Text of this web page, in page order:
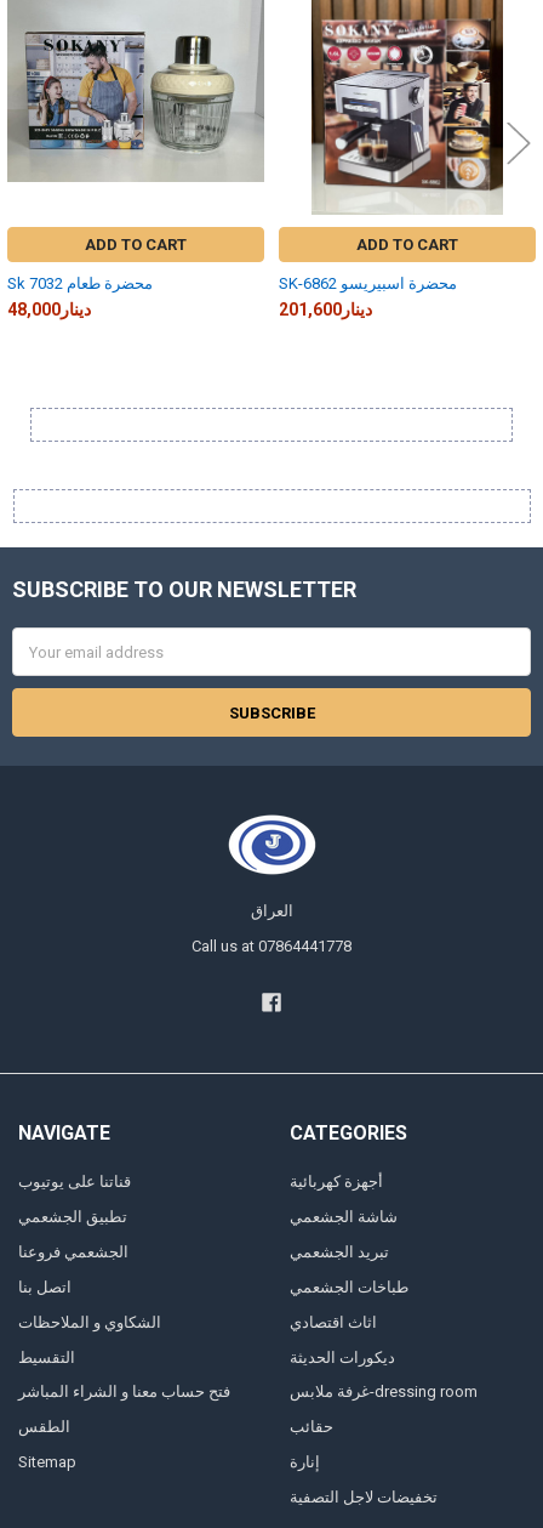
ADD TO CART
Sk 7032 محضرة طعام
48,000دينار
ADD TO CART
SK-6862 محضرة اسبيريسو
201,600دينار
Footer
SUBSCRIBE TO OUR NEWSLETTER
Address
العراق
Call us at 07864441778
NAVIGATE
قناتنا على يوتيوب
تطبيق الجشعمي
الجشعمي فروعنا
اتصل بنا
الشكاوي و الملاحظات
التقسيط
فتح حساب معنا و الشراء المباشر
الطقس
Sitemap
CATEGORIES
أجهزة كهربائية
شاشة الجشعمي
تبريد الجشعمي
طباخات الجشعمي
اثاث اقتصادي
ديكورات الحديثة
غرفة ملابس-dressing room
حقائب
إنارة
تخفيضات لاجل التصفية